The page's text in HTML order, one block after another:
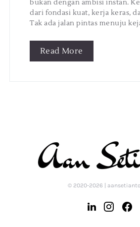
bukan dengan ambisi instan.
dari fondasi kuat, kerja keras,
Tak ada jalan pintas menuju
Read More
© 2020-2026 |